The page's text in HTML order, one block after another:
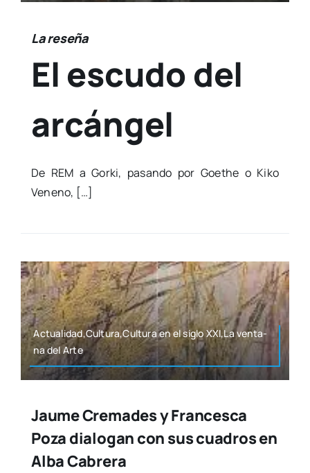
La reseña
El escudo del
arcángel
De REM a Gor­ki, pasan­do por Goethe o Kiko
Veneno, […]
Actualidad,Cultura,Cultura en el siglo XXI,La ven­ta­
na del Arte
Jaume Cremades y Francesca
Poza dialogan con sus cuadros en
Alba Cabrera